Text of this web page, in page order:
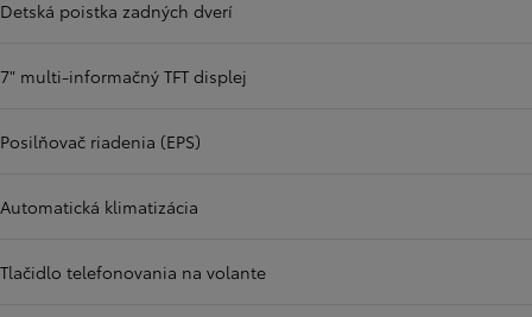
Detská poistka zadných dverí
7" multi-informačný TFT displej
Posilňovač riadenia (EPS)
Automatická klimatizácia
Tlačidlo telefonovania na volante